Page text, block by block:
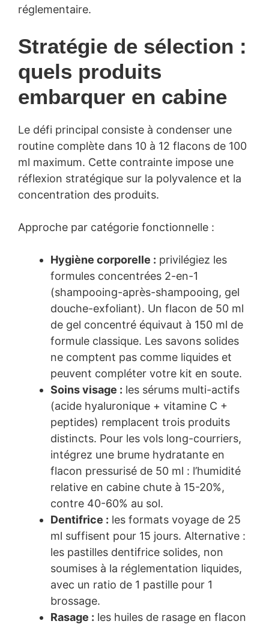
réglementaire.
Stratégie de sélection :
quels produits
embarquer en cabine
Le défi principal consiste à condenser une
routine complète dans 10 à 12 flacons de 100
ml maximum. Cette contrainte impose une
réflexion stratégique sur la polyvalence et la
concentration des produits.
Approche par catégorie fonctionnelle :
Hygiène corporelle : privilégiez les
formules concentrées 2-en-1
(shampooing-après-shampooing, gel
douche-exfoliant). Un flacon de 50 ml
de gel concentré équivaut à 150 ml de
formule classique. Les savons solides
ne comptent pas comme liquides et
peuvent compléter votre kit en soute.
Soins visage : les sérums multi-actifs
(acide hyaluronique + vitamine C +
peptides) remplacent trois produits
distincts. Pour les vols long-courriers,
intégrez une brume hydratante en
flacon pressurisé de 50 ml : l’humidité
relative en cabine chute à 15-20%,
contre 40-60% au sol.
Dentifrice : les formats voyage de 25
ml suffisent pour 15 jours. Alternative :
les pastilles dentifrice solides, non
soumises à la réglementation liquides,
avec un ratio de 1 pastille pour 1
brossage.
Rasage : les huiles de rasage en flacon